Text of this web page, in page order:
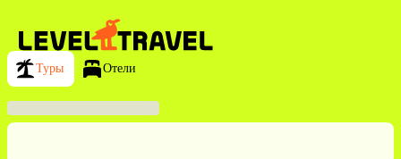
Туры Отели